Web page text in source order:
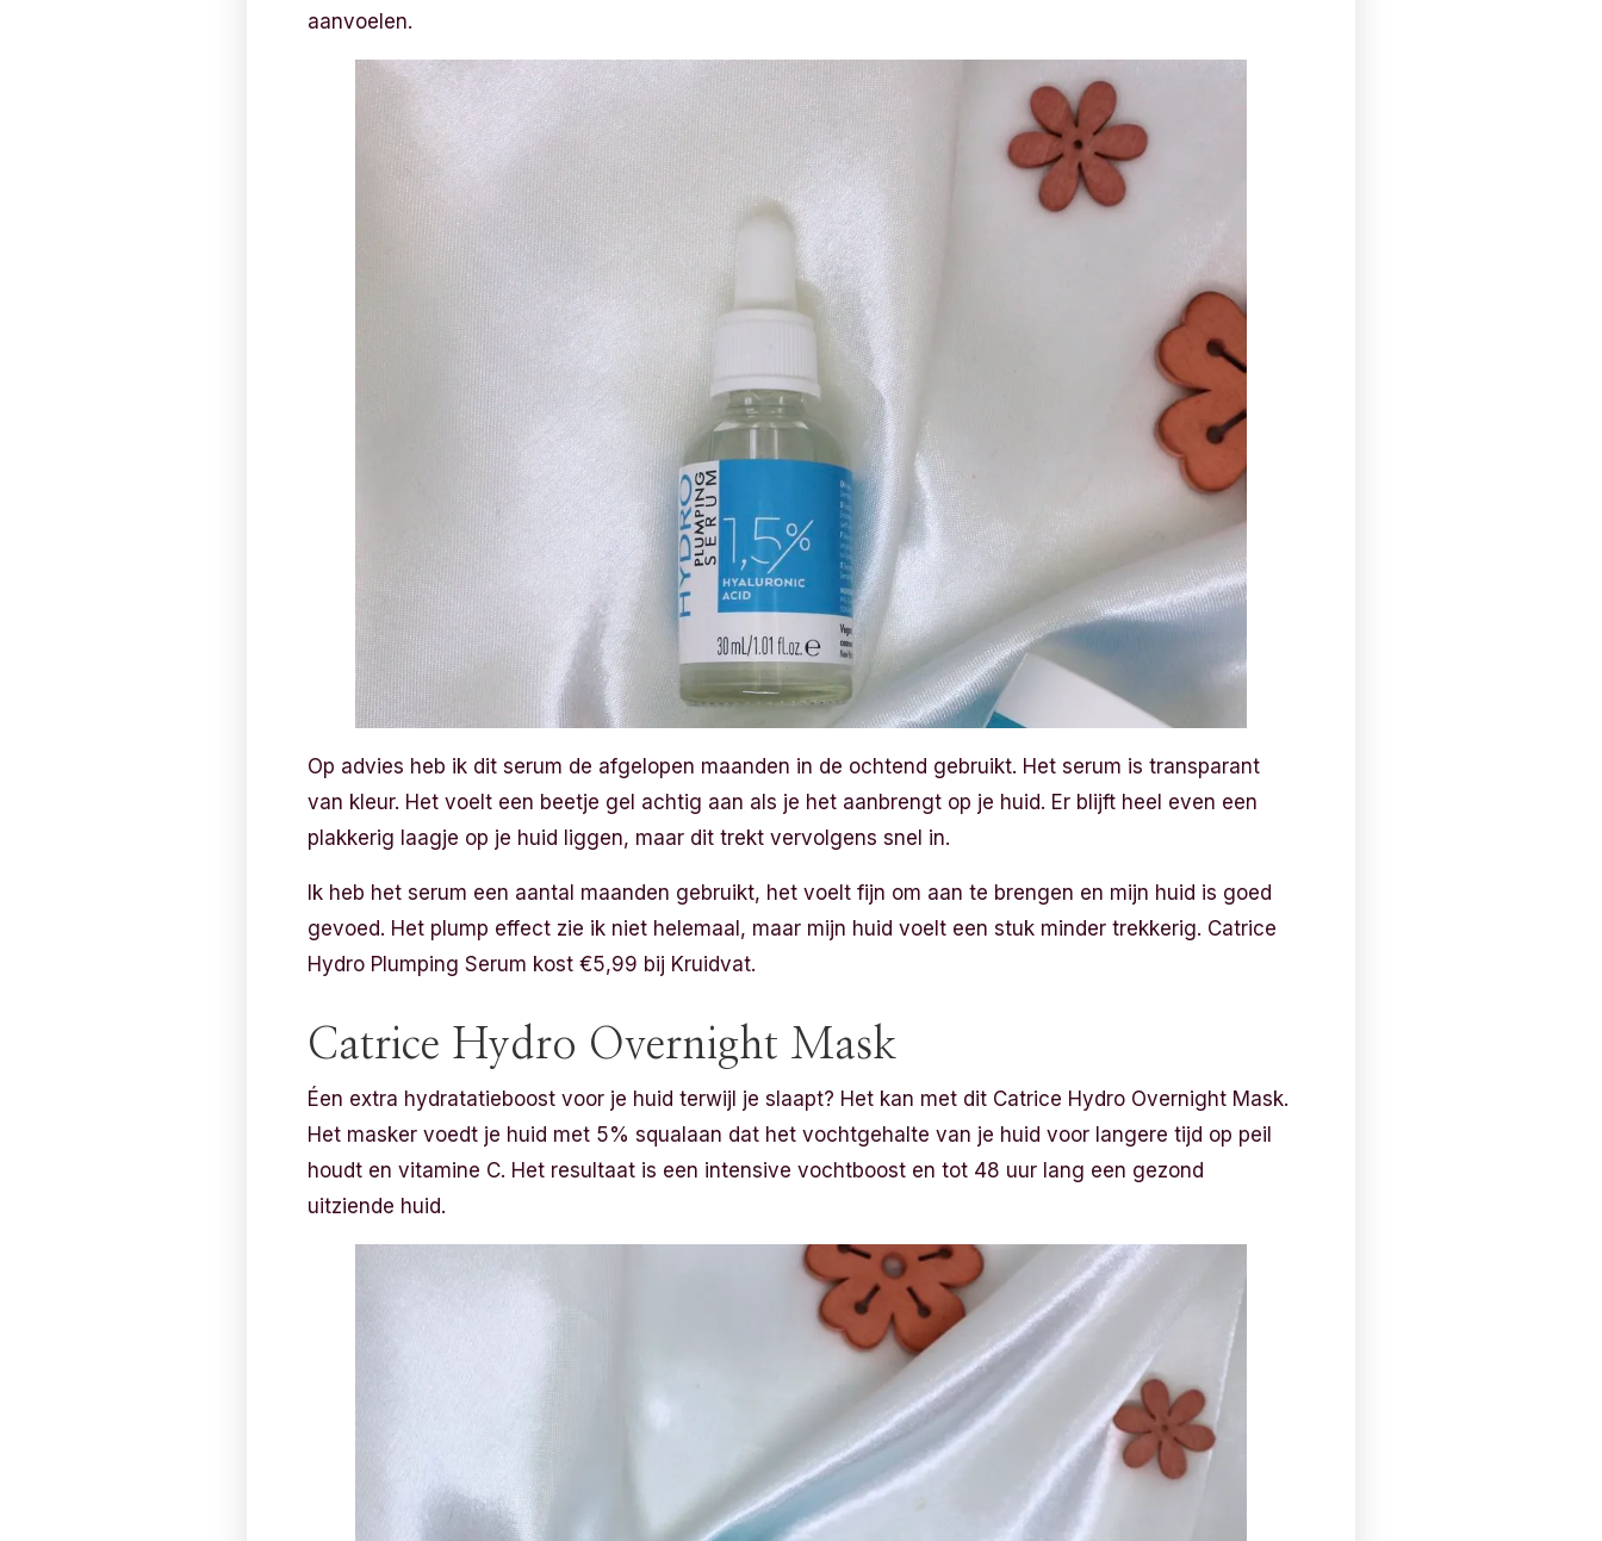
aanvoelen.
Op advies heb ik dit serum de afgelopen maanden in de ochtend gebruikt. Het serum is transparant
van kleur. Het voelt een beetje gel achtig aan als je het aanbrengt op je huid. Er blijft heel even een
plakkerig laagje op je huid liggen, maar dit trekt vervolgens snel in.
Ik heb het serum een aantal maanden gebruikt, het voelt fijn om aan te brengen en mijn huid is goed
gevoed. Het plump effect zie ik niet helemaal, maar mijn huid voelt een stuk minder trekkerig. Catrice
Hydro Plumping Serum kost €5,99 bij Kruidvat.
Catrice Hydro Overnight Mask
Éen extra hydratatieboost voor je huid terwijl je slaapt? Het kan met dit Catrice Hydro Overnight Mask.
Het masker voedt je huid met 5% squalaan dat het vochtgehalte van je huid voor langere tijd op peil
houdt en vitamine C. Het resultaat is een intensive vochtboost en tot 48 uur lang een gezond
uitziende huid.